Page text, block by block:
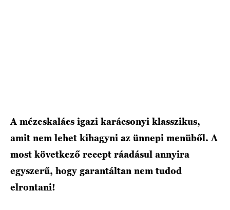
A mézeskalács igazi karácsonyi klasszikus,
amit nem lehet kihagyni az ünnepi menüből. A
most következő recept ráadásul annyira
egyszerű, hogy garantáltan nem tudod
elrontani!